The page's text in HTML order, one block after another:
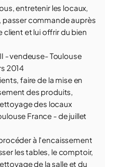
entretenir les locaux,
commande auprès
client et lui offrir du bien
- vendeuse- Toulouse
2014
faire de la mise en
des produits,
des locaux
France - de juillet
à l'encaissement
les tables, le comptoir,
de la salle et du